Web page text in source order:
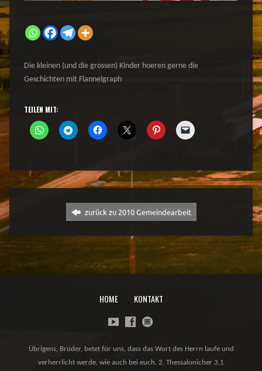
Die kleinen (und die grossen) Kinder hoeren gerne die
Geschichten mit Flannelgraph
TEILEN MIT:
zurück zu 2010 Gemeindearbeit
HOME KONTAKT
Übrigens, Brüder, betet für uns, dass das Wort des Herrn laufe und
verherrlicht werde, wie auch bei euch. 2. Thessalonicher 3,1